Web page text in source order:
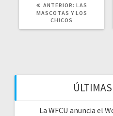
ANTERIOR: POST
ANTERIOR:
LAS
MASCOTAS Y LOS
CHICOS
La WFCU anuncia el